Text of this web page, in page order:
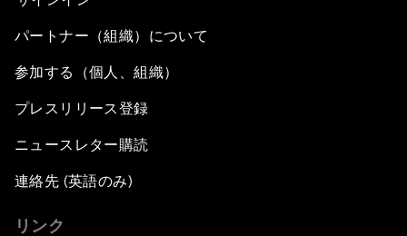
パートナー（組織）について
参加する（個人、組織）
プレスリリース登録
ニュースレター購読
連絡先 (英語のみ)
リンク